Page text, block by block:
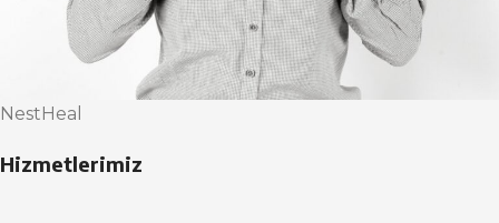
NestHeal
Hizmetlerimiz